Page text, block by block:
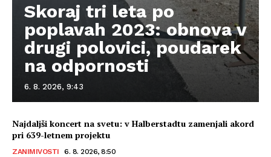
Skoraj tri leta po
poplavah 2023: obnova v
drugi polovici, poudarek
na odpornosti
6. 8. 2026, 9:43
Najdaljši koncert na svetu: v Halberstadtu zamenjali akord
pri 639-letnem projektu
ZANIMIVOSTI 6. 8. 2026, 8:50